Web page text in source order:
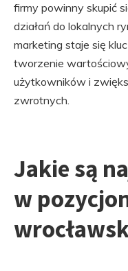
firmy powinny skupić
działań do lokalnych
marketing staje się
tworzenie
użytkowników i
zwrotnych.
Jakie są
w